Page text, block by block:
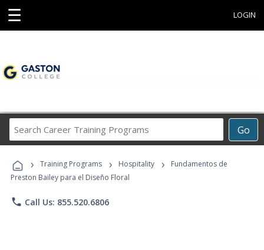
☰ LOGIN
Go
Career
Programs
› Training Programs › Hospitality ›
Fundamentos de
Preston Bailey para el Diseño Floral
phone Call Us: 855.520.6806